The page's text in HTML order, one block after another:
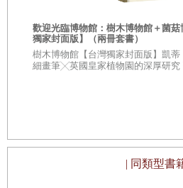
歡迎光臨博物館：樹木博物館＋菌菇
獨家封面版】（兩冊套書）
樹木博物館【台灣獨家封面版】凱蒂
細畫筆╳英國皇家植物園的深厚研究
| 同類型書